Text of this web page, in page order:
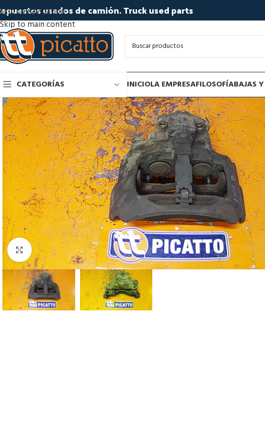
Skip to navigation
Skip to main content
usados de camión. Truck used parts
CATEGORÍAS INICIOLA EMPRESAFILOSOFÍABAJAS
Click to enlarge